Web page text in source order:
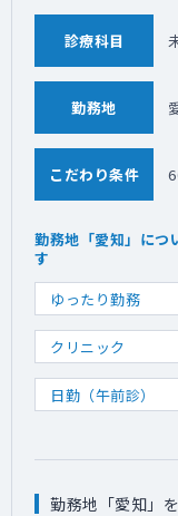
診療科目
勤務地
こだわり条件
勤務地「愛知」につ
す
ゆったり勤務
クリニック
日勤（午前診）
勤務地「愛知」